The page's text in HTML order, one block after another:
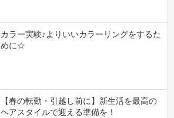
カラー実験♪よりいいカラーリングをするた
めに☆
【春の転勤・引越し前に】新生活を最高の
ヘアスタイルで迎える準備を！